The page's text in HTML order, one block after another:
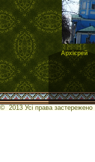
Архієрей
© 2013 Усі права застережено